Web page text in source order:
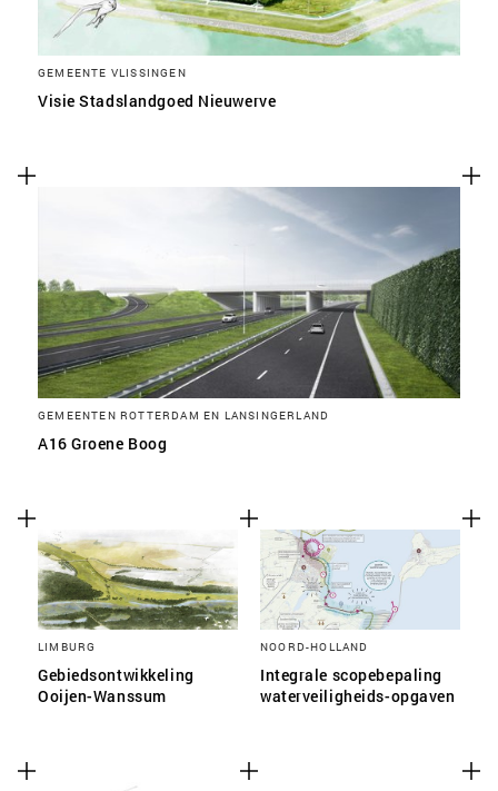
GEMEENTE VLISSINGEN
Visie Stadslandgoed Nieuwerve
GEMEENTEN ROTTERDAM EN LANSINGERLAND
A16 Groene Boog
LIMBURG
Gebiedsontwikkeling
Ooijen-Wanssum
NOORD-HOLLAND
Integrale scopebepaling
waterveiligheids-opgaven